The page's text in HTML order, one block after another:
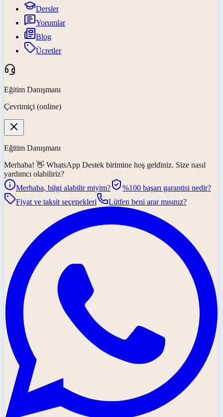
Dersler
Yorumlar
Blog
Ücretler
Eğitim Danışmanı
Çevrimiçi (online)
Eğitim Danışmanı
Merhaba! 👋 WhatsApp Destek birimine hoş geldiniz. Size nasıl
yardımcı olabiliriz?
Merhaba, bilgi alabilir miyim?
%100 başarı garantisi nedir?
Fiyat ve taksit seçenekleri
Lütfen beni arar mısınız?